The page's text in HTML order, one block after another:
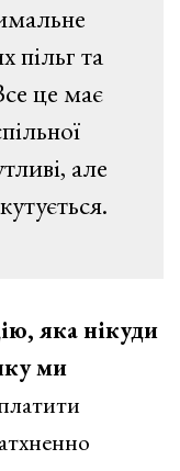
пільг та
це має
але
яка нікуди
ми